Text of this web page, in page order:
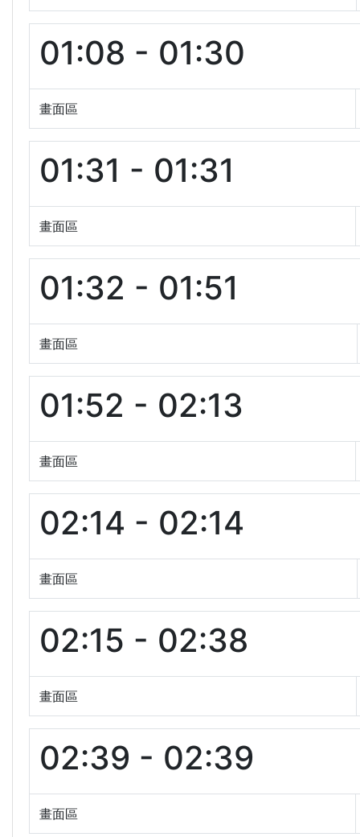
01:08 - 01:30
畫面區
01:31 - 01:31
畫面區
01:32 - 01:51
畫面區
01:52 - 02:13
畫面區
02:14 - 02:14
畫面區
02:15 - 02:38
畫面區
02:39 - 02:39
畫面區